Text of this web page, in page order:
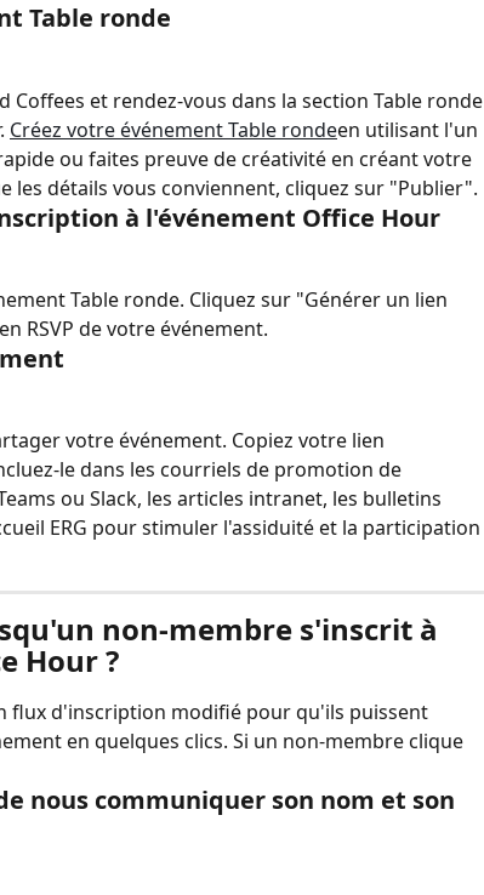
Table ronde
Coffees et rendez-vous dans la section Table ronde
Créez votre événement Table rondeen utilisant l'un
ou faites preuve de créativité en créant votre
les détails vous conviennent, cliquez sur "Publier".
à l'événement Office Hour
Table ronde. Cliquez sur "Générer un lien
RSVP de votre événement.
votre événement. Copiez votre lien
le dans les courriels de promotion de
ou Slack, les articles intranet, les bulletins
ERG pour stimuler l'assiduité et la participation
non-membre s'inscrit à
Hour ?
flux d'inscription modifié pour qu'ils puissent
en quelques clics. Si un non-membre clique
nous communiquer son nom et son